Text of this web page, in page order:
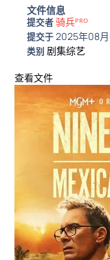
文件信息
提交者骑兵ᴾᴿᴼ
提交于2025年08
类别剧集综艺
查看文件